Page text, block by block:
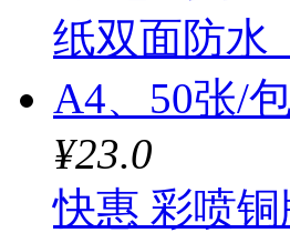
¥23.0
快惠 彩喷